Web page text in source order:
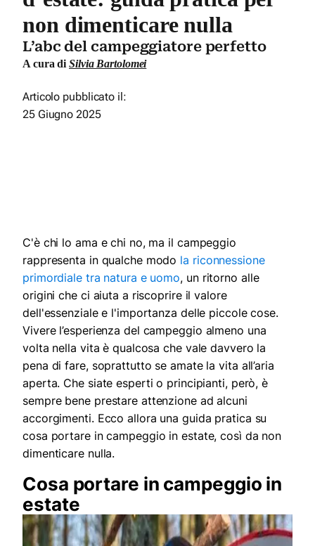
non dimenticare nulla
L’abc del campeggiatore perfetto
A cura di Silvia Bartolomei
Articolo pubblicato il:
25 Giugno 2025
C'è chi lo ama e chi no, ma il campeggio
rappresenta in qualche modo la riconnessione
primordiale tra natura e uomo, un ritorno alle
origini che ci aiuta a riscoprire il valore
dell'essenziale e l'importanza delle piccole cose.
Vivere l’esperienza del campeggio almeno una
volta nella vita è qualcosa che vale davvero la
pena di fare, soprattutto se amate la vita all’aria
aperta. Che siate esperti o principianti, però, è
sempre bene prestare attenzione ad alcuni
accorgimenti. Ecco allora una guida pratica su
cosa portare in campeggio in estate, così da non
dimenticare nulla.
Cosa portare in campeggio in
estate